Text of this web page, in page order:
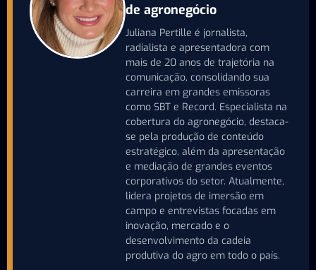
de agronegócio
Juliana Pertille é jornalista,
radialista e apresentadora com
mais de 20 anos de trajetória na
comunicação, consolidando sua
carreira em grandes emissoras
como SBT e Record. Especialista na
cobertura do agronegócio, destaca-
se pela produção de conteúdo
estratégico, além da apresentação
e mediação de grandes eventos
corporativos do setor. Atualmente,
lidera projetos de imersão em
campo e entrevistas focadas em
inovação, mercado e o
desenvolvimento da cadeia
produtiva do agro em todo o país.